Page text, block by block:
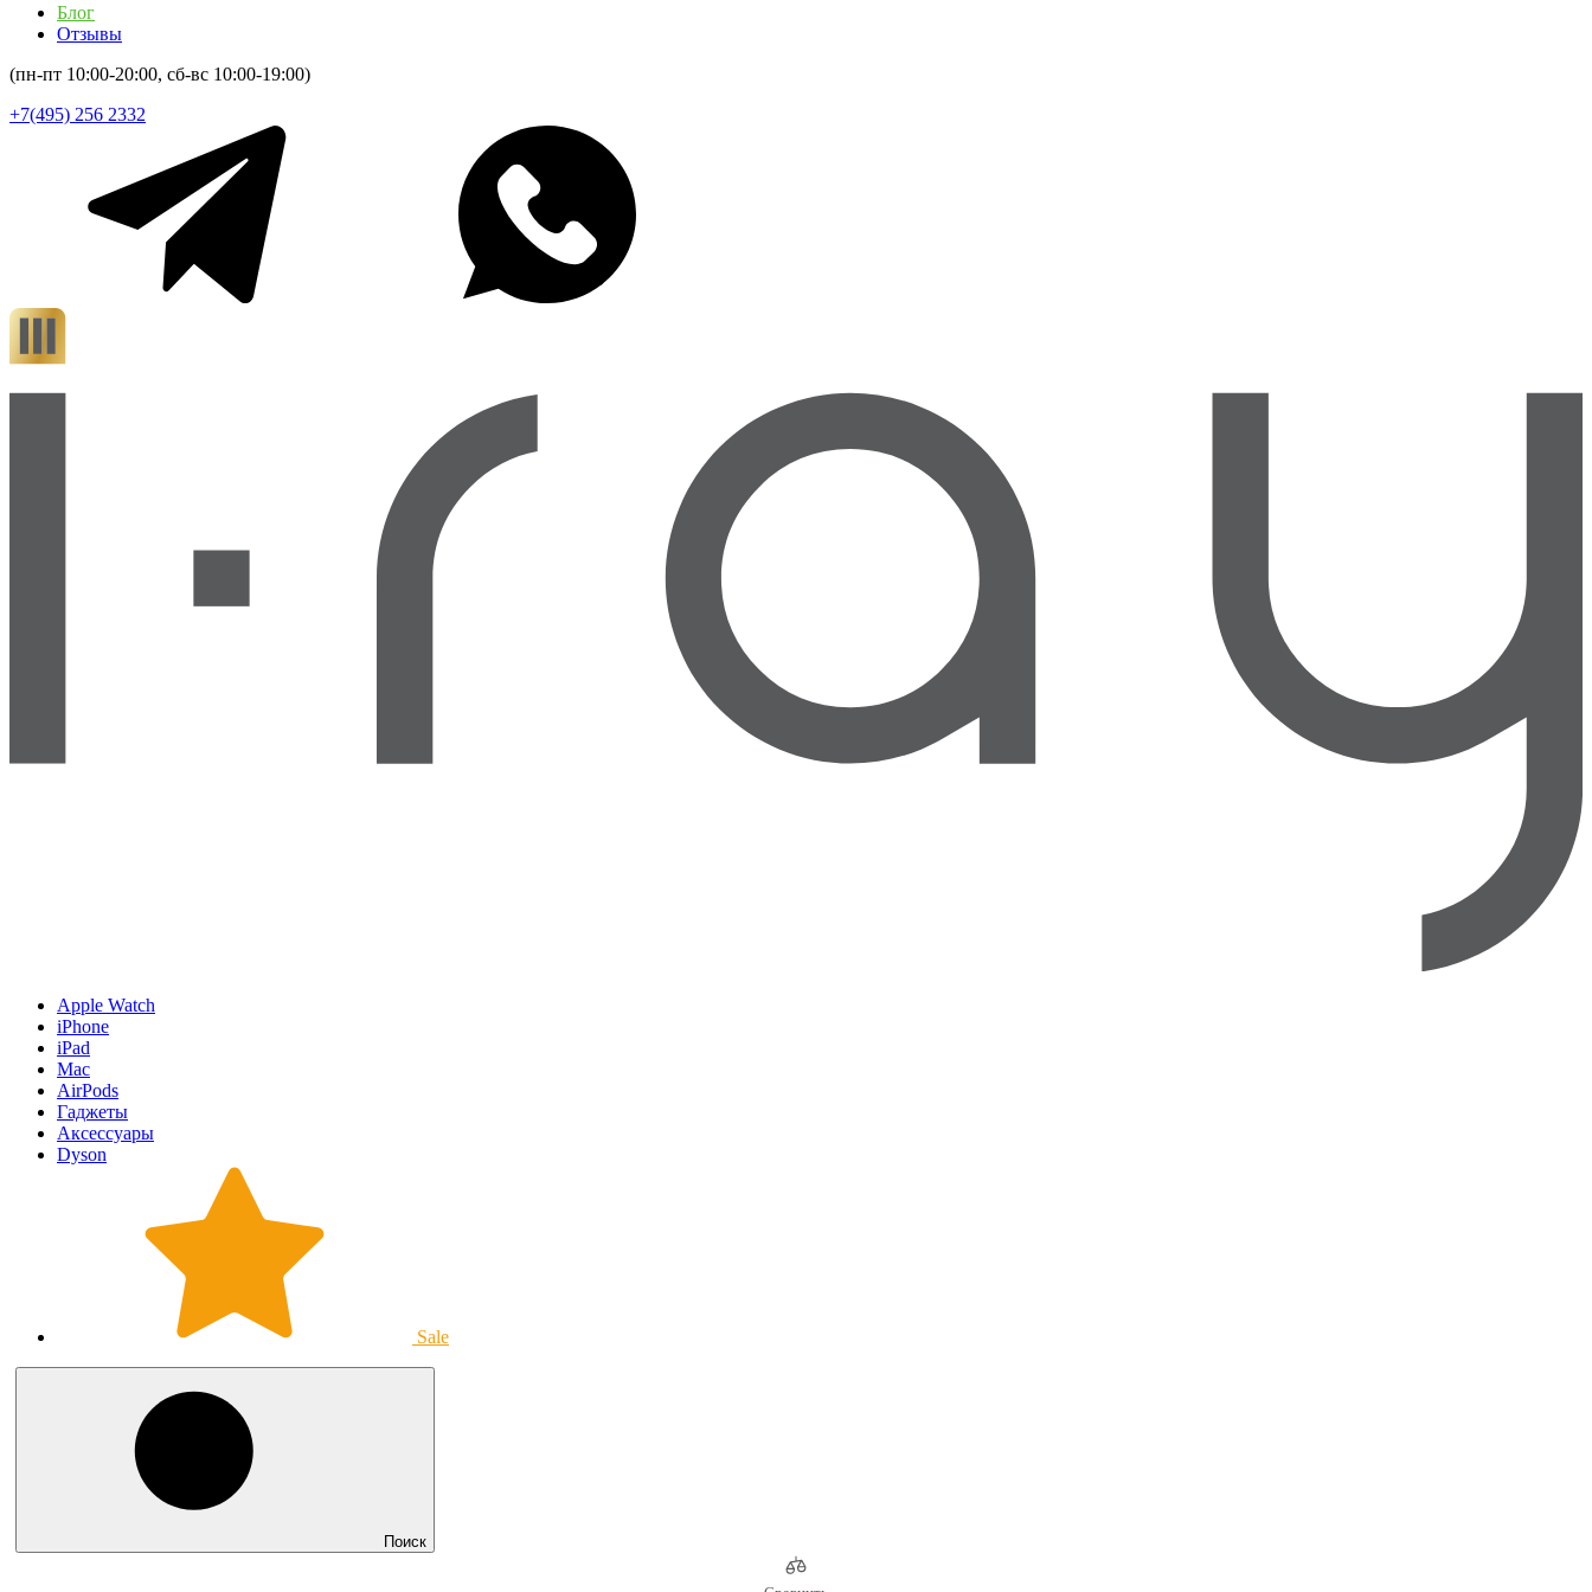
Блог
Отзывы
(пн-пт 10:00-20:00, сб-вс 10:00-19:00)
+7(495) 256 2332
Apple Watch
iPhone
iPad
Mac
AirPods
Гаджеты
Аксессуары
Dyson
Sale
Поиск